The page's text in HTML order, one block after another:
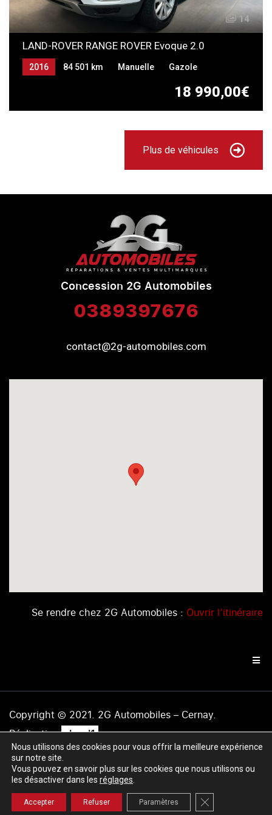
14
LAND-ROVER RANGE ROVER Evoque 2.0
18 990,00€
2016 84 501 km Manuelle Gazole
Plus de véhicules
Concession 2G Automobiles
0389397676
contact@2g-automobiles.com
Se rendre chez 2G Automobiles : Ouvrir l’itinéraire
Copyright © 2021. 2G Automobiles – Cernay.
Réalisation .level1
Mentions légales|Politique de confidentialité|Plan du
site
Nous utilisons des cookies pour vous offrir la meilleure expérience
sur notre site.
Vous pouvez en savoir plus sur les cookies que nous utilisons ou
les désactiver dans les réglages
Accepter Refuser Paramètres Fermer la